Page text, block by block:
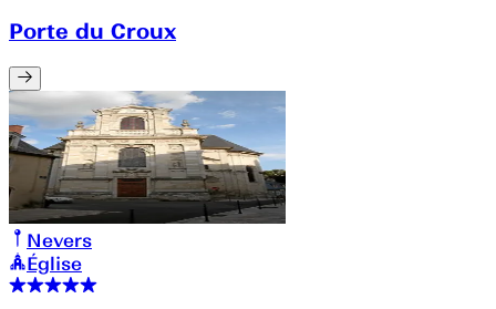
Porte du Croux
Nevers
Église